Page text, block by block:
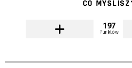
CO
197
Punktów